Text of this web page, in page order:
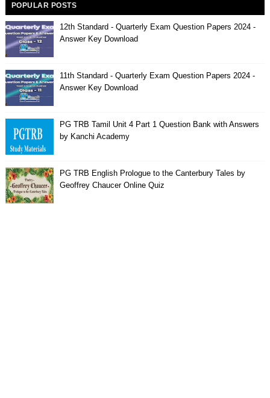
POPULAR POSTS
12th Standard - Quarterly Exam Question Papers 2024 -
Answer Key Download
11th Standard - Quarterly Exam Question Papers 2024 -
Answer Key Download
PG TRB Tamil Unit 4 Part 1 Question Bank with Answers
by Kanchi Academy
PG TRB English Prologue to the Canterbury Tales by
Geoffrey Chaucer Online Quiz